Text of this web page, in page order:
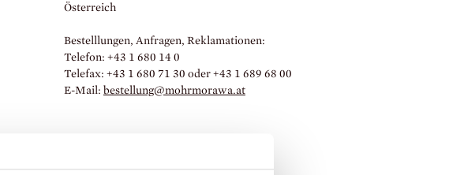
Österreich
Bestelllungen, Anfragen, Reklamationen:
Telefon: +43 1 680 14 0
Telefax: +43 1 680 71 30 oder +43 1 689 68 00
E-Mail: bestellung@mohrmorawa.at